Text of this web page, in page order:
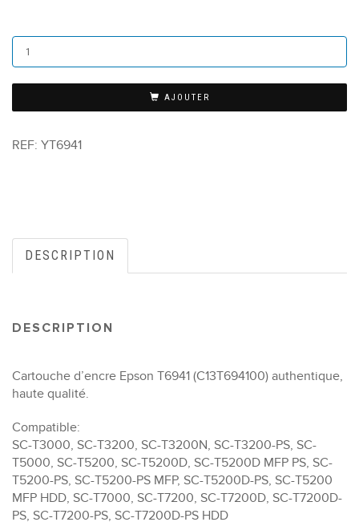
AJOUTER
REF: YT6941
DESCRIPTION
DESCRIPTION
Cartouche d’encre Epson T6941 (C13T694100) authentique,
haute qualité.
Compatible:
SC-T3000, SC-T3200, SC-T3200N, SC-T3200-PS, SC-
T5000, SC-T5200, SC-T5200D, SC-T5200D MFP PS, SC-
T5200-PS, SC-T5200-PS MFP, SC-T5200D-PS, SC-T5200
MFP HDD, SC-T7000, SC-T7200, SC-T7200D, SC-T7200D-
PS, SC-T7200-PS, SC-T7200D-PS HDD